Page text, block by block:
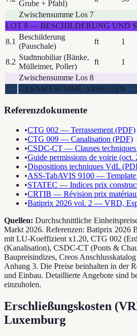
Grube + Pfahl)
Zwischensumme Los 7
LOT 8 — BESCHILDERUNG UND
8.1
Beschilderung
(Pauschale)
ft 1
8.2
Stadtmobiliar (Bänke,
Mülleimer, Poller)
ft 1
Zwischensumme Los 8
GESAMTSUMME ARBEITEN
Referenzdokumente
•CTG 002 — Terrassement (PDF)
•CTG 009 — Canalisation (PDF)
•CSDC-CT — Clauses techniques
•Guide permissions de voirie (oct.
•Dispositions techniques VdL
•ASS-TabAVIS 9100 —
•STATEC — Indices prix
•CRTIB — Révision prix
•Batiprix 2026 vol. 2 — VRD,
Quellen: Durchschnittliche
Markt 2026. Referenzen: Batiprix 2026
mit LU-Koeffizient x1.20, CTG 002
(Kanalisation), CSDC-CT (Ponts &
Baupreisindizes, Creos
Anhang 3. Die Preise beinhalten in der
und Einbau. Detaillierte Angebote sind
einzuholen.
Erschließungskosten
Luxemburg